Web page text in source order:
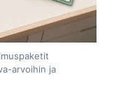
arvoihin ja